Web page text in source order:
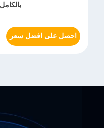
بالكامل BDV 100KV
احصل على افضل سعر